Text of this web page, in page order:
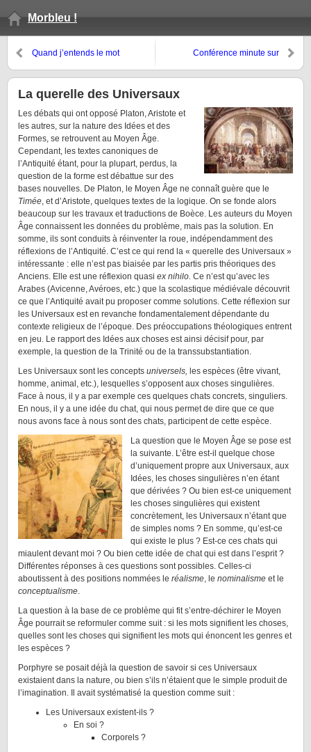
Morbleu !
Quand j’entends le mot
Conférence minute sur
La querelle des Universaux
Les débats qui ont opposé Platon, Aristote et
les autres, sur la nature des Idées et des
Formes, se retrouvent au Moyen Âge.
Cependant, les textes canoniques de
l’Antiquité étant, pour la plupart, perdus, la
question de la forme est débattue sur des
bases nouvelles. De Platon, le Moyen Âge ne connaît guère que le
Timée, et d’Aristote, quelques textes de la logique. On se fonde alors
beaucoup sur les travaux et traductions de Boèce. Les auteurs du Moyen
Âge connaissent les données du problème, mais pas la solution. En
somme, ils sont conduits à réinventer la roue, indépendamment des
réflexions de l’Antiquité. C’est ce qui rend la « querelle des Universaux »
intéressante : elle n’est pas biaisée par les partis pris théoriques des
Anciens. Elle est une réflexion quasi ex nihilo. Ce n’est qu’avec les
Arabes (Avicenne, Avéroes, etc.) que la scolastique médiévale découvrit
ce que l’Antiquité avait pu proposer comme solutions. Cette réflexion sur
les Universaux est en revanche fondamentalement dépendante du
contexte religieux de l’époque. Des préoccupations théologiques entrent
en jeu. Le rapport des Idées aux choses est ainsi décisif pour, par
exemple, la question de la Trinité ou de la transsubstantiation.
Les Universaux sont les concepts universels, les espèces (être vivant,
homme, animal, etc.), lesquelles s’opposent aux choses singulières.
Face à nous, il y a par exemple ces quelques chats concrets, singuliers.
En nous, il y a une idée du chat, qui nous permet de dire que ce que
nous avons face à nous sont des chats, participent de cette espèce.
La question que le Moyen Âge se pose est
la suivante. L’être est-il quelque chose
d’uniquement propre aux Universaux, aux
Idées, les choses singulières n’en étant
que dérivées ? Ou bien est-ce uniquement
les choses singulières qui existent
concrètement, les Universaux n’étant que
de simples noms ? En somme, qu’est-ce
qui existe le plus ? Est-ce ces chats qui
miaulent devant moi ? Ou bien cette idée de chat qui est dans l’esprit ?
Différentes réponses à ces questions sont possibles. Celles-ci
aboutissent à des positions nommées le réalisme, le nominalisme et le
conceptualisme.
La question à la base de ce problème qui fit s’entre-déchirer le Moyen
Âge pourrait se reformuler comme suit : si les mots signifient les choses,
quelles sont les choses qui signifient les mots qui énoncent les genres et
les espèces ?
Porphyre se posait déjà la question de savoir si ces Universaux
existaient dans la nature, ou bien s’ils n’étaient que le simple produit de
l’imagination. Il avait systématisé la question comme suit :
Les Universaux existent-ils ?
En soi ?
Corporels ?